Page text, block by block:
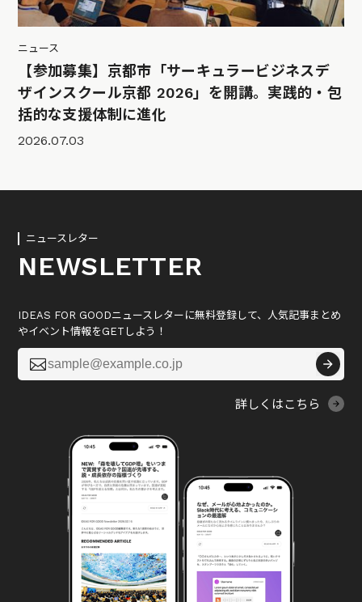
ニュース
【参加募集】京都市「サーキュラービジネスデ
ザインスクール京都 2026」を開講。実践的・包
括的な支援体制に進化
2026.07.03
ニュースレター
NEWSLETTER
IDEAS FOR GOODニュースレターに無料登録して、人気記事まとめ
やイベント情報をGETしよう！

詳しくはこちら